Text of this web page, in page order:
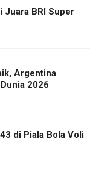
Juara BRI Super
Argentina
2026
di Piala Bola Voli